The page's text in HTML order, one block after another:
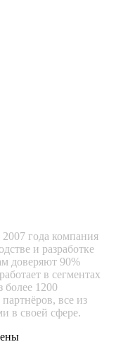
года компания
и разработке
доверяют 90%
в сегментах
более 1200
все из
в своей сфере.